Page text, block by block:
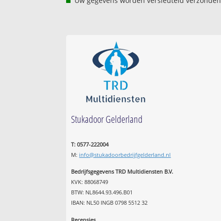
Stukadoor Gelderland
T: 0577-222004
M: info@stukadoorbedrijfgelderland.nl
Bedrijfsgegevens TRD Multidiensten B.V.
KVK: 88068749
BTW: NL8644.93.496.B01
IBAN: NL50 INGB 0798 5512 32